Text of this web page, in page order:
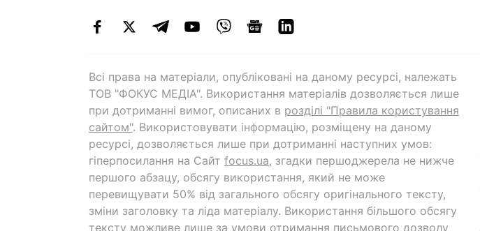
Всі права на матеріали, опубліковані на даному ресурсі, належать
ТОВ "ФОКУС МЕДІА". Використання матеріалів дозволяється лише
при дотриманні вимог, описаних в розділі "Правила користування
сайтом". Використовувати інформацію, розміщену на даному
ресурсі, дозволяється лише при дотриманні наступних умов:
гіперпосилання на Cайт focus.ua, згадки першоджерела не нижче
першого абзацу, обсягу використання, який не може
перевищувати 50% від загального обсягу оригінального тексту,
зміни заголовку та ліда матеріалу. Використання більшого обсягу
тексту можливе лише за умови отримання письмового дозволу